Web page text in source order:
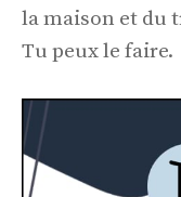
la maison et du
Tu peux le faire.